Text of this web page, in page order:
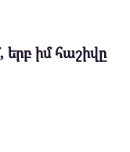
երբ իմ հաշիվը